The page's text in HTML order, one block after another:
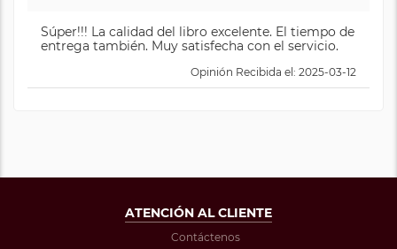
Súper!!! La calidad del libro excelente. El tiempo de
entrega también. Muy satisfecha con el servicio.
Opinión Recibida el: 2025-03-12
ATENCIÓN AL CLIENTE
Contáctenos